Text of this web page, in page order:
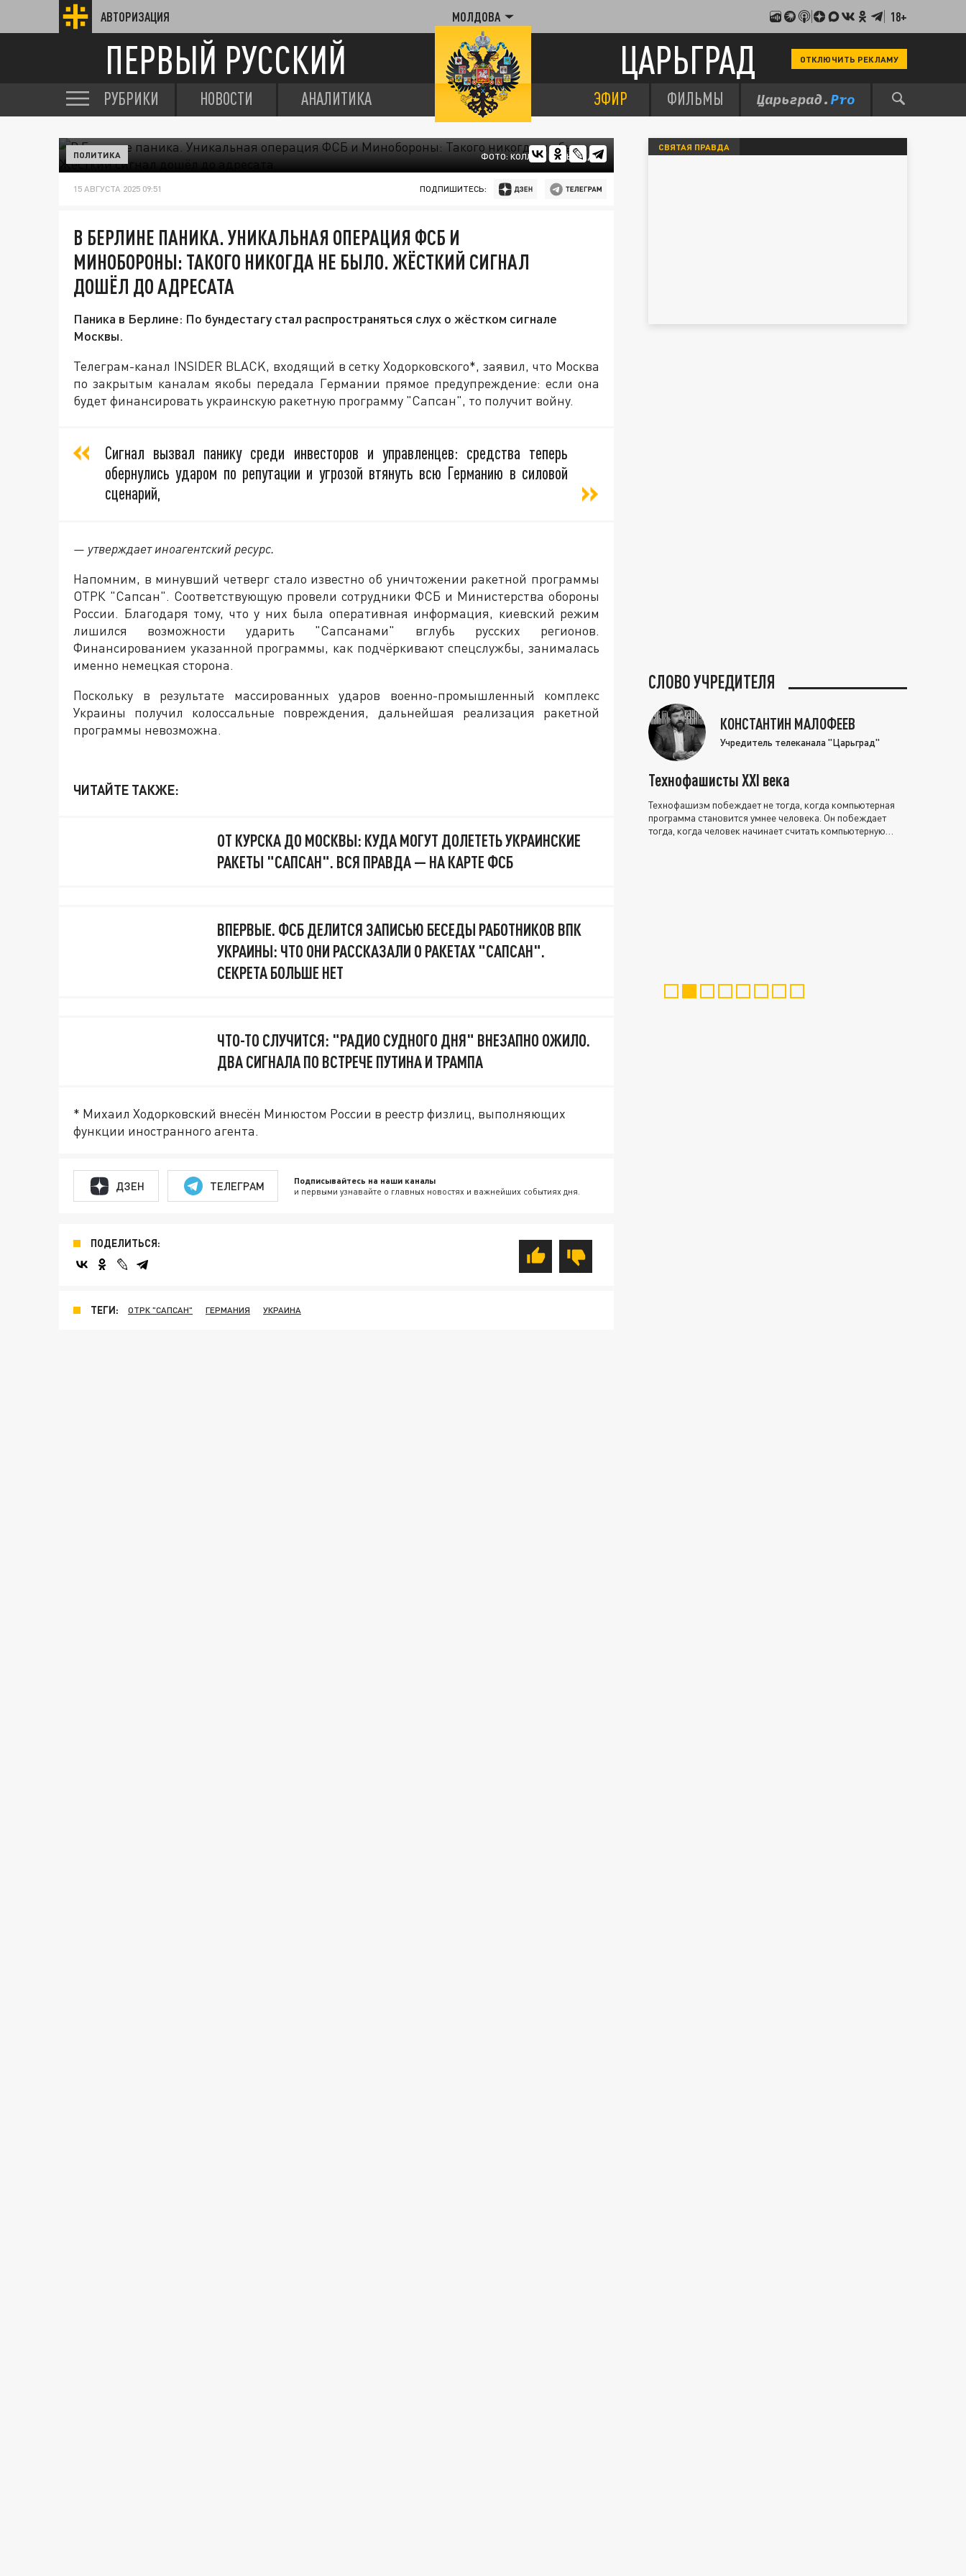
АВТОРИЗАЦИЯ МОЛДОВА 18+
ПЕРВЫЙ РУССКИЙ ЦАРЬГРАД ОТКЛЮЧИТЬ РЕКЛАМУ
РУБРИКИ НОВОСТИ АНАЛИТИКА ЭФИР ФИЛЬМЫ
ФОТО: КОЛЛАЖ ЦАРЬГРАДА
ПОЛИТИКА
15 АВГУСТА 2025 09:51 ПОДПИШИТЕСЬ:
В БЕРЛИНЕ ПАНИКА. УНИКАЛЬНАЯ ОПЕРАЦИЯ ФСБ И
МИНОБОРОНЫ: ТАКОГО НИКОГДА НЕ БЫЛО. ЖЁСТКИЙ СИГНАЛ
ДОШЁЛ ДО АДРЕСАТА
Паника в Берлине: По бундестагу стал распространяться слух о жёстком сигнале
Москвы.
Телеграм-канал INSIDER BLACK, входящий в сетку Ходорковского*, заявил, что Москва
по закрытым каналам якобы передала Германии прямое предупреждение: если она
будет финансировать украинскую ракетную программу "Сапсан", то получит войну.
Сигнал вызвал панику среди инвесторов и управленцев: средства теперь
обернулись ударом по репутации и угрозой втянуть всю Германию в силовой
сценарий,
— утверждает иноагентский ресурс.
Напомним, в минувший четверг стало известно об уничтожении ракетной программы
ОТРК "Сапсан". Соответствующую провели сотрудники ФСБ и Министерства обороны
России. Благодаря тому, что у них была оперативная информация, киевский режим
лишился возможности ударить "Сапсанами" вглубь русских регионов.
Финансированием указанной программы, как подчёркивают спецслужбы, занималась
именно немецкая сторона.
Поскольку в результате массированных ударов военно-промышленный комплекс
Украины получил колоссальные повреждения, дальнейшая реализация ракетной
программы невозможна.
ЧИТАЙТЕ ТАКЖЕ:
ОТ КУРСКА ДО МОСКВЫ: КУДА МОГУТ ДОЛЕТЕТЬ УКРАИНСКИЕ
РАКЕТЫ "САПСАН". ВСЯ ПРАВДА — НА КАРТЕ ФСБ
ВПЕРВЫЕ. ФСБ ДЕЛИТСЯ ЗАПИСЬЮ БЕСЕДЫ РАБОТНИКОВ ВПК
УКРАИНЫ: ЧТО ОНИ РАССКАЗАЛИ О РАКЕТАХ "САПСАН".
СЕКРЕТА БОЛЬШЕ НЕТ
ЧТО-ТО СЛУЧИТСЯ: "РАДИО СУДНОГО ДНЯ" ВНЕЗАПНО ОЖИЛО.
ДВА СИГНАЛА ПО ВСТРЕЧЕ ПУТИНА И ТРАМПА
* Михаил Ходорковский внесён Минюстом России в реестр физлиц, выполняющих
функции иностранного агента.
ДЗЕН ТЕЛЕГРАМ Подписывайтесь на наши каналы
и первыми узнавайте о главных новостях и важнейших событиях дня.
ПОДЕЛИТЬСЯ:
ТЕГИ: ОТРК "САПСАН" ГЕРМАНИЯ УКРАИНА
СВЯТАЯ ПРАВДА
СЛОВО УЧРЕДИТЕЛЯ
КОНСТАНТИН МАЛОФЕЕВ
Учредитель телеканала "Царьград"
Технофашисты XXI века
Технофашизм побеждает не тогда, когда компьютерная
программа становится умнее человека. Он побеждает
тогда, когда человек начинает считать компьютерную